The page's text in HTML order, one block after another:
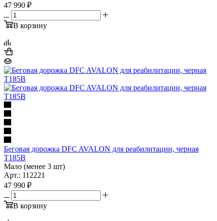
47 990 ₽
В корзину
Беговая дорожка DFC AVALON для реабилитации, черная
T185B
Мало (менее 3 шт)
Арт.: 112221
47 990 ₽
В корзину